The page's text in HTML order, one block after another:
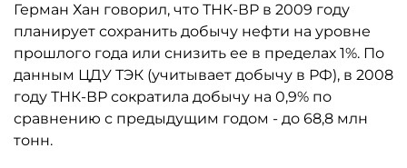
Герман Хан говорил, что ТНК-ВР в 2009 году
планирует сохранить добычу нефти на уровне
прошлого года или снизить ее в пределах 1%. По
данным ЦДУ ТЭК (учитывает добычу в РФ), в 2008
году ТНК-ВР сократила добычу на 0,9% по
сравнению с предыдущим годом - до 68,8 млн
тонн.